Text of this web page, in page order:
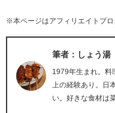
※本ページはアフィリエイトプ
筆者：しょう湯
1979年生まれ。料
上の経験あり。日
い。好きな食材は